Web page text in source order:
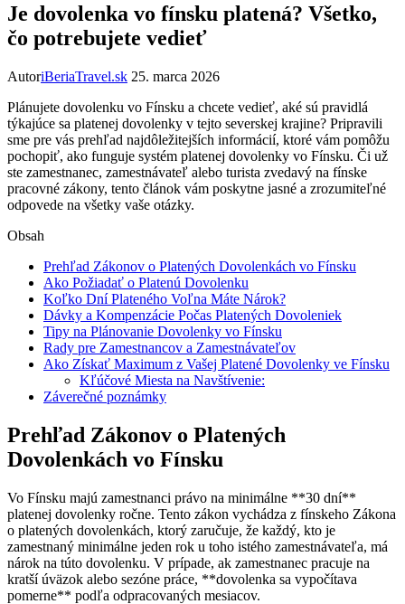
Je dovolenka vo fínsku platená? Všetko,
čo potrebujete vedieť
AutoriBeriaTravel.sk 25. marca 2026
Plánujete dovolenku vo Fínsku a chcete vedieť, aké sú pravidlá
týkajúce sa platenej dovolenky v tejto severskej krajine? Pripravili
sme pre vás prehľad najdôležitejších informácií, ktoré vám pomôžu
pochopiť, ako funguje systém platenej dovolenky vo Fínsku. Či už
ste zamestnanec, zamestnávateľ alebo turista zvedavý na fínske
pracovné zákony, tento článok vám poskytne jasné a zrozumiteľné
odpovede na všetky vaše otázky.
Obsah
Prehľad Zákonov o Platených Dovolenkách vo Fínsku
Ako Požiadať o Platenú Dovolenku
Koľko Dní Plateného Voľna Máte Nárok?
Dávky a Kompenzácie Počas Platených Dovoleniek
Tipy na Plánovanie Dovolenky vo Fínsku
Rady pre Zamestnancov a Zamestnávateľov
Ako Získať Maximum z Vašej Platené Dovolenky ve Fínsku
Kľúčové Miesta na Navštívenie:
Záverečné poznámky
Prehľad Zákonov o Platených
Dovolenkách vo Fínsku
Vo Fínsku majú zamestnanci právo na minimálne **30 dní**
platenej dovolenky ročne. Tento zákon vychádza z fínskeho Zákona
o platených dovolenkách, ktorý zaručuje, že každý, kto je
zamestnaný minimálne jeden rok u toho istého zamestnávateľa, má
nárok na túto dovolenku. V prípade, ak zamestnanec pracuje na
kratší úväzok alebo sezóne práce, **dovolenka sa vypočítava
pomerne** podľa odpracovaných mesiacov.